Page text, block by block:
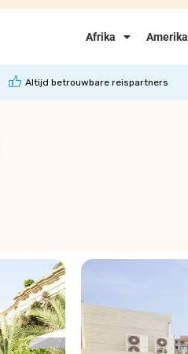
Afrika Amerika
Altijd betrouwbare reispartners